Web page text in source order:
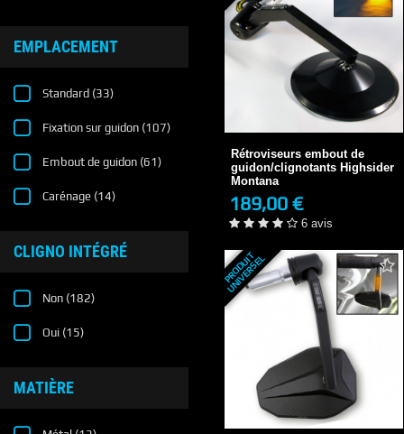
EMPLACEMENT
Standard (33)
Fixation sur guidon (107)
Embout de guidon (61)
Carénage (14)
CLIGNO INTÉGRÉ
Non (182)
Oui (15)
MATIÈRE
Rétroviseurs embout de
guidon/clignotants Highsider
Montana
189,00 €
Rétroviseurs embout de
guidon/clignotants...
189,00 € 3-4 JOURS
+ DE DÉTAILS
6 avis
P
R
O
D
U
I
T
U
N
I
V
E
R
S
E
L
Rétroviseurs embout de
guidon/Clignotants...